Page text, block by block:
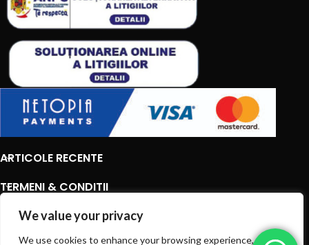
We value your privacy
We use cookies to enhance your browsing experience, serve
ARTICOLE RECENTE
TERMENI & CONDITII
CATEGORII DE PRODUSE